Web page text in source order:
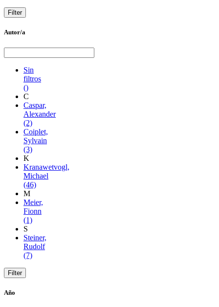
Autor/a
Sin
filtros
()
C
Caspar,
Alexander
(2)
Coiplet,
Sylvain
(3)
K
Kranawetvogl,
Michael
(46)
M
Meier,
Fionn
(1)
S
Steiner,
Rudolf
(7)
Año